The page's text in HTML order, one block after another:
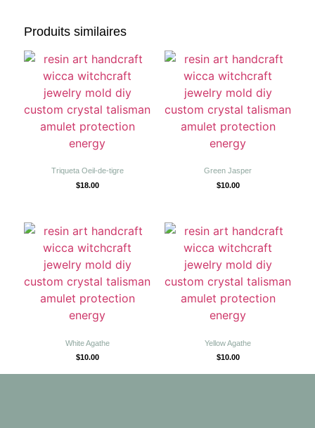
Produits similaires
Triqueta Oeil-de-tigre
$18.00
Green Jasper
$10.00
White Agathe
$10.00
Yellow Agathe
$10.00